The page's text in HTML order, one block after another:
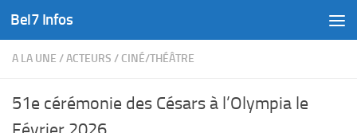
Skip to content
Bel7 Infos
A LA UNE /ACTEURS / CINÉ/THÉÂTRE
51e cérémonie des Césars à l’Olympia le